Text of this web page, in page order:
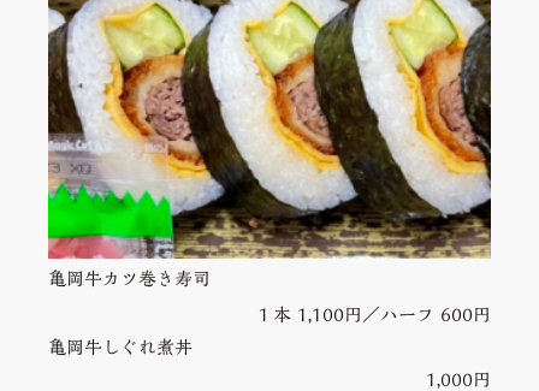
亀岡牛カツ巻き寿司
１本 1,100円／ハーフ 600円
亀岡牛しぐれ煮丼
1,000円